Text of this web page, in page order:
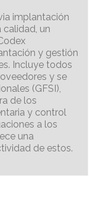
implantación
un
y gestión
Incluye todos
y se
(GFSI),
de los
y control
a los
una
de estos.